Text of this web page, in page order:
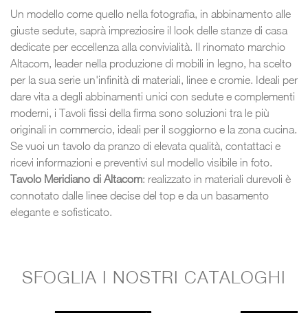
Un modello come quello nella fotografia, in abbinamento alle
giuste sedute, saprà impreziosire il look delle stanze di casa
dedicate per eccellenza alla convivialità. Il rinomato marchio
Altacom, leader nella produzione di mobili in legno, ha scelto
per la sua serie un'infinità di materiali, linee e cromie. Ideali per
dare vita a degli abbinamenti unici con sedute e complementi
moderni, i Tavoli fissi della firma sono soluzioni tra le più
originali in commercio, ideali per il soggiorno e la zona cucina.
Se vuoi un tavolo da pranzo di elevata qualità, contattaci e
ricevi informazioni e preventivi sul modello visibile in foto.
Tavolo Meridiano di Altacom: realizzato in materiali durevoli è
connotato dalle linee decise del top e da un basamento
elegante e sofisticato.
SFOGLIA I NOSTRI CATALOGHI